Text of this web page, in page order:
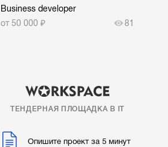
Business developer
от 50 000 ₽
81
ТЕНДЕРНАЯ ПЛОЩАДКА В IT
Опишите проект за 5 минут